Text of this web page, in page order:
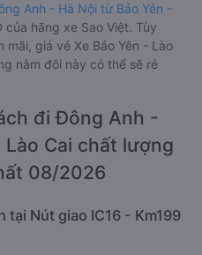
Anh - Hà Nội từ Bảo Yên -
hãng xe Sao Việt. Tùy
giá vé Xe Bảo Yên - Lào
nằm đôi này có thể sẽ rẻ
đi Đông Anh -
Cai chất lượng
08/2026
tại Nút giao IC16 - Km199